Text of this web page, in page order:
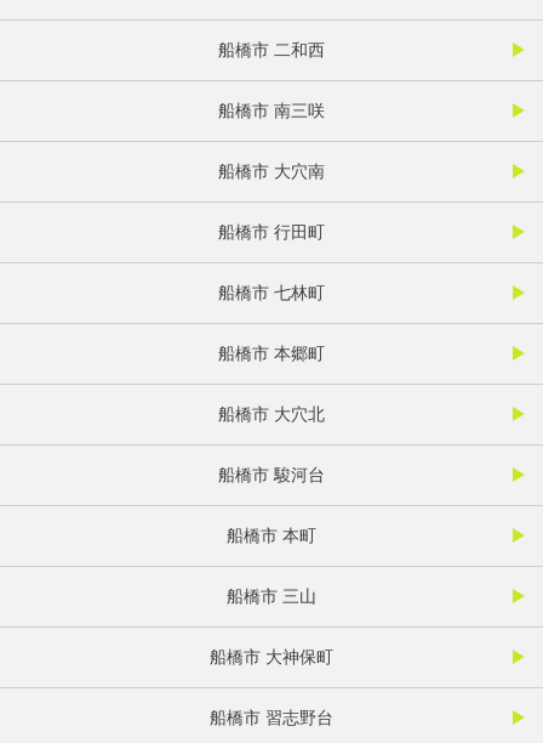
船橋市 二和西
船橋市 南三咲
船橋市 大穴南
船橋市 行田町
船橋市 七林町
船橋市 本郷町
船橋市 大穴北
船橋市 駿河台
船橋市 本町
船橋市 三山
船橋市 大神保町
船橋市 習志野台